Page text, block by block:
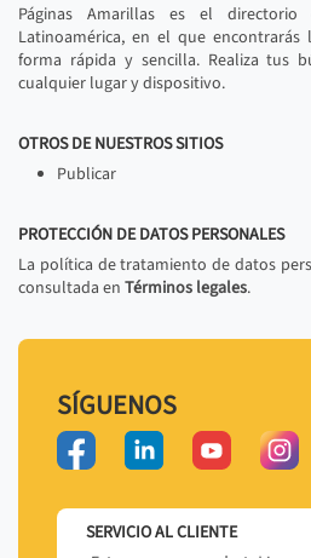
Páginas Amarillas es el
Latinoamérica, en el que
forma rápida y sencilla. Realiza tus
cualquier lugar y dispositivo.
OTROS DE NUESTROS SITIOS
Publicar
PROTECCIÓN DE DATOS PERSONALES
La política de tratamiento de datos
consultada en Términos legales.
SÍGUENOS
SERVICIO AL CLIENTE